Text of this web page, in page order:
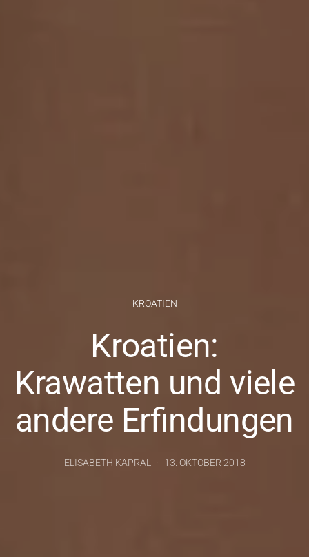
KROATIEN
Kroatien:
Krawatten und viele
andere Erfindungen
ELISABETH KAPRAL 13. OKTOBER 2018